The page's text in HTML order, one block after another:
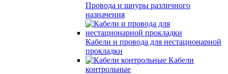
Провода и шнуры различного
назначения
Кабели и провода для нестационарной
прокладки
Кабели
контрольные